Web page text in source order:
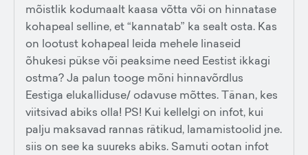
mõistlik kodumaalt kaasa võtta või on hinnatase
kohapeal selline, et “kannatab” ka sealt osta. Kas
on lootust kohapeal leida mehele linaseid
õhukesi pükse või peaksime need Eestist ikkagi
ostma? Ja palun tooge mõni hinnavõrdlus
Eestiga elukalliduse/ odavuse mõttes. Tänan, kes
viitsivad abiks olla! PS! Kui kellelgi on infot, kui
palju maksavad rannas rätikud, lamamistoolid jne.
siis on see ka suureks abiks. Samuti ootan infot